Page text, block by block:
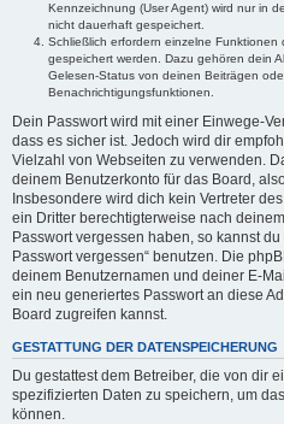
Kennzeichnung (User Agent) wird nur in
nicht dauerhaft gespeichert.
Schließlich erfordern einzelne Funktionen
gespeichert werden. Dazu gehören dein
Gelesen-Status von deinen Beiträgen
Benachrichtigungsfunktionen.
Dein Passwort wird mit einer Einwege-
dass es sicher ist. Jedoch wird dir
Vielzahl von Webseiten zu verwenden.
deinem Benutzerkonto für das Board,
Insbesondere wird dich kein Vertreter
ein Dritter berechtigterweise nach
Passwort vergessen haben, so kannst
Passwort vergessen“ benutzen. Die
deinem Benutzernamen und deiner E-
ein neu generiertes Passwort an diese
Board zugreifen kannst.
GESTATTUNG DER DATENSPEICHERUNG
Du gestattest dem Betreiber, die von dir
spezifizierten Daten zu speichern, um
können.